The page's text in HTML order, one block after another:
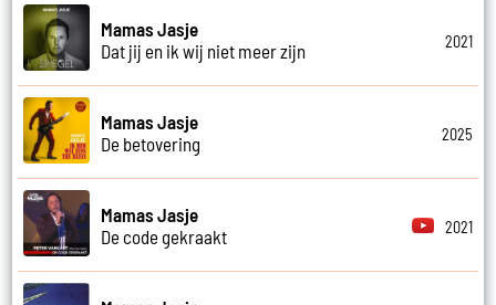
Mamas Jasje
Dat jij en ik wij niet meer zijn
2021
Mamas Jasje
De betovering
2025
Mamas Jasje
De code gekraakt
2021